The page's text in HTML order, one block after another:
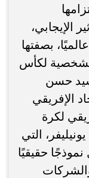
الإيجابي،
بصفتها
لكأس
السيد حسن
الإفريقي
لكرة
التي
تمثل نموذجًا حقيقيًا